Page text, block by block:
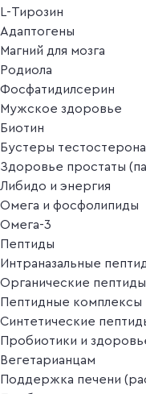
L-Тирозин
Адаптогены
Магний для мозга
Родиола
Фосфатидилсерин
Мужское здоровье
Биотин
Бустеры
Здоровье простаты
Либидо и энергия
Омега и фосфолипиды
Омега-3
Пептиды
Интраназальные
Органические пептиды
Пептидные комплексы
Синтетические
Пробиотики и
Вегетарианцам
Поддержка печени